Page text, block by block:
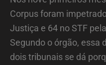
Corpus foram
Justiça e 64 no STF
Segundo o órgão, essa
dois tribunais se dá